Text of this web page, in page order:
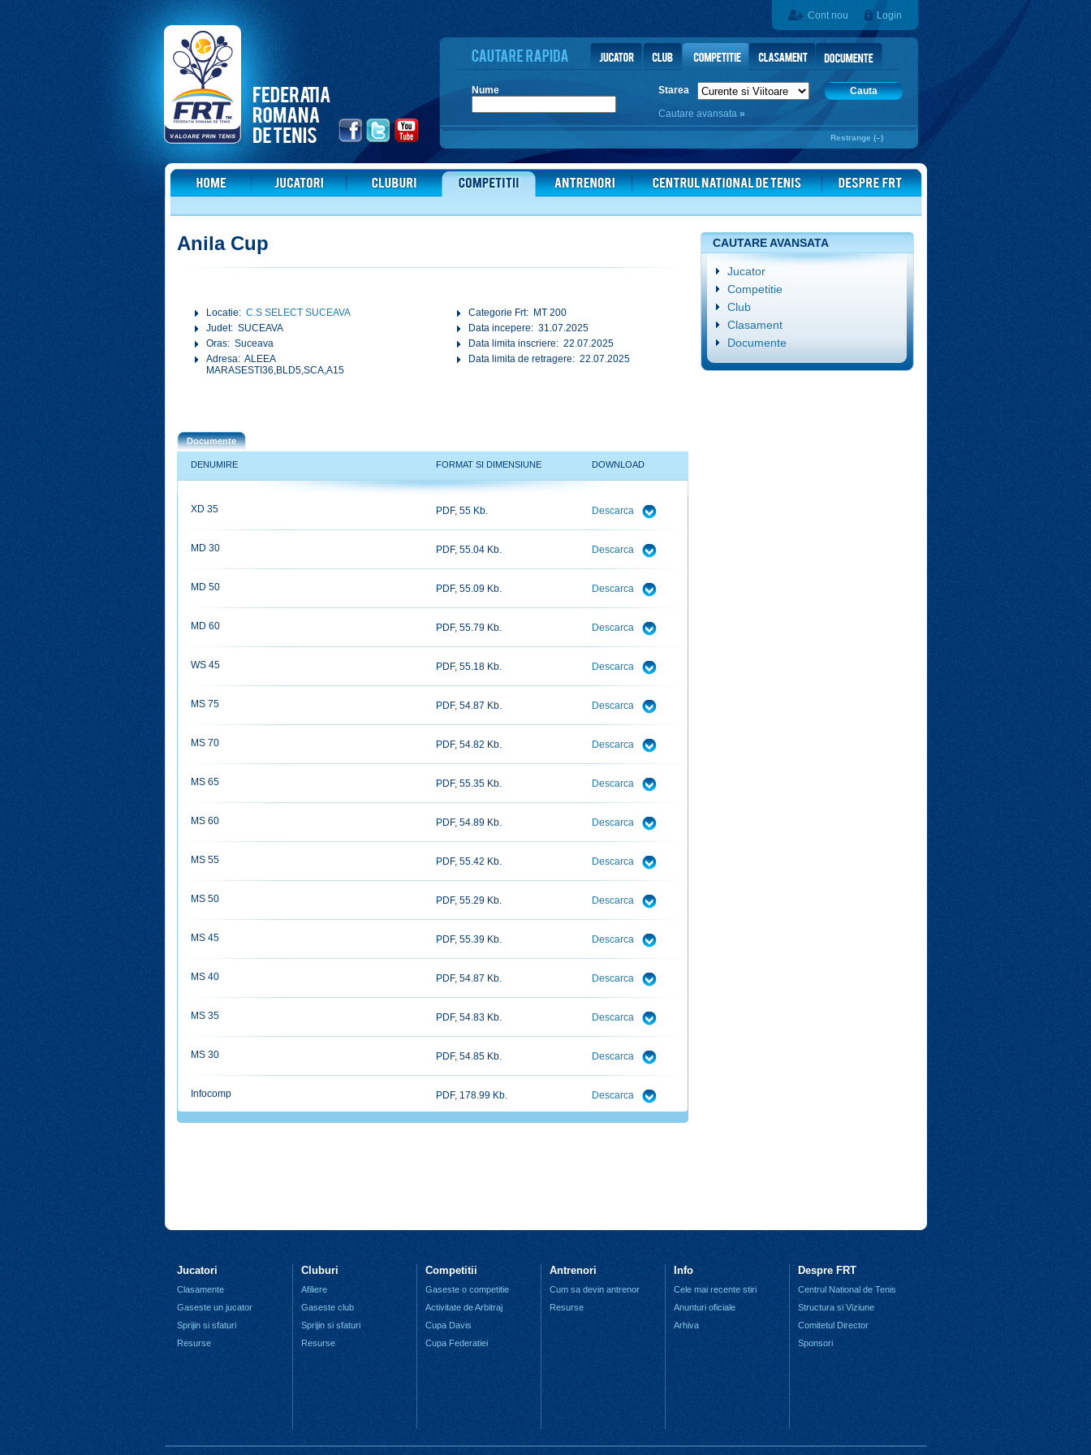
Cont nou Login
Nume Starea
Cauta
Cautare avansata »
Restrange (–)
Anila Cup
Locatie: C.S SELECT SUCEAVA
Judet: SUCEAVA
Oras: Suceava
Adresa: ALEEA
MARASESTI36,BLD5,SCA,A15
Categorie Frt: MT 200
Data incepere: 31.07.2025
Data limita inscriere: 22.07.2025
Data limita de retragere: 22.07.2025
Documente
DENUMIRE FORMAT SI DIMENSIUNE DOWNLOAD
XD 35 PDF, 55 Kb. Descarca
MD 30 PDF, 55.04 Kb. Descarca
MD 50 PDF, 55.09 Kb. Descarca
MD 60 PDF, 55.79 Kb. Descarca
WS 45 PDF, 55.18 Kb. Descarca
MS 75 PDF, 54.87 Kb. Descarca
MS 70 PDF, 54.82 Kb. Descarca
MS 65 PDF, 55.35 Kb. Descarca
MS 60 PDF, 54.89 Kb. Descarca
MS 55 PDF, 55.42 Kb. Descarca
MS 50 PDF, 55.29 Kb. Descarca
MS 45 PDF, 55.39 Kb. Descarca
MS 40 PDF, 54.87 Kb. Descarca
MS 35 PDF, 54.83 Kb. Descarca
MS 30 PDF, 54.85 Kb. Descarca
Infocomp PDF, 178.99 Kb. Descarca
CAUTARE AVANSATA
Jucator
Competitie
Club
Clasament
Documente
Jucatori
Clasamente
Gaseste un jucator
Sprijin si sfaturi
Resurse
Cluburi
Afiliere
Gaseste club
Sprijin si sfaturi
Resurse
Competitii
Gaseste o competitie
Activitate de Arbitraj
Cupa Davis
Cupa Federatiei
Antrenori
Cum sa devin antrenor
Resurse
Info
Cele mai recente stiri
Anunturi oficiale
Arhiva
Despre FRT
Centrul National de Tenis
Structura si Viziune
Comitetul Director
Sponsori